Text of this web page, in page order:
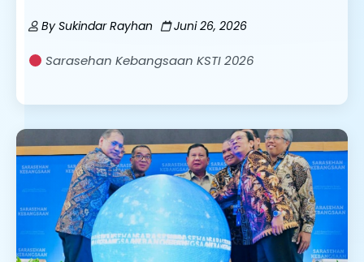
BySukindar Rayhan Juni 26, 2026
Sarasehan Kebangsaan KSTI 2026